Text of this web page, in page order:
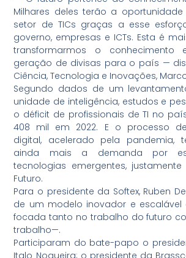
Milhares deles terão a
setor de TICs graças a esse
governo, empresas e ICTs. Esta é
transformarmos o conhecimento
geração de divisas para o país —
Ciência, Tecnologia e Inovações,
Segundo dados de um
unidade de inteligência, estudos e
o déficit de profissionais de TI no
408 mil em 2022. E o processo
digital, acelerado pela pandemia,
ainda mais a demanda por
tecnologias emergentes,
Futuro.
Para o presidente da Softex, Ruben
de um modelo inovador e
focada tanto no trabalho do futuro
trabalho—.
Participaram do bate-papo o
Italo Nogueira; o presidente da